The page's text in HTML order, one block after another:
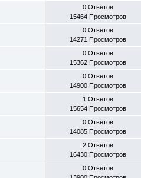
0 Ответов
15464 Просмотров
0 Ответов
14271 Просмотров
0 Ответов
15362 Просмотров
0 Ответов
14900 Просмотров
1 Ответов
15654 Просмотров
0 Ответов
14085 Просмотров
2 Ответов
16430 Просмотров
0 Ответов